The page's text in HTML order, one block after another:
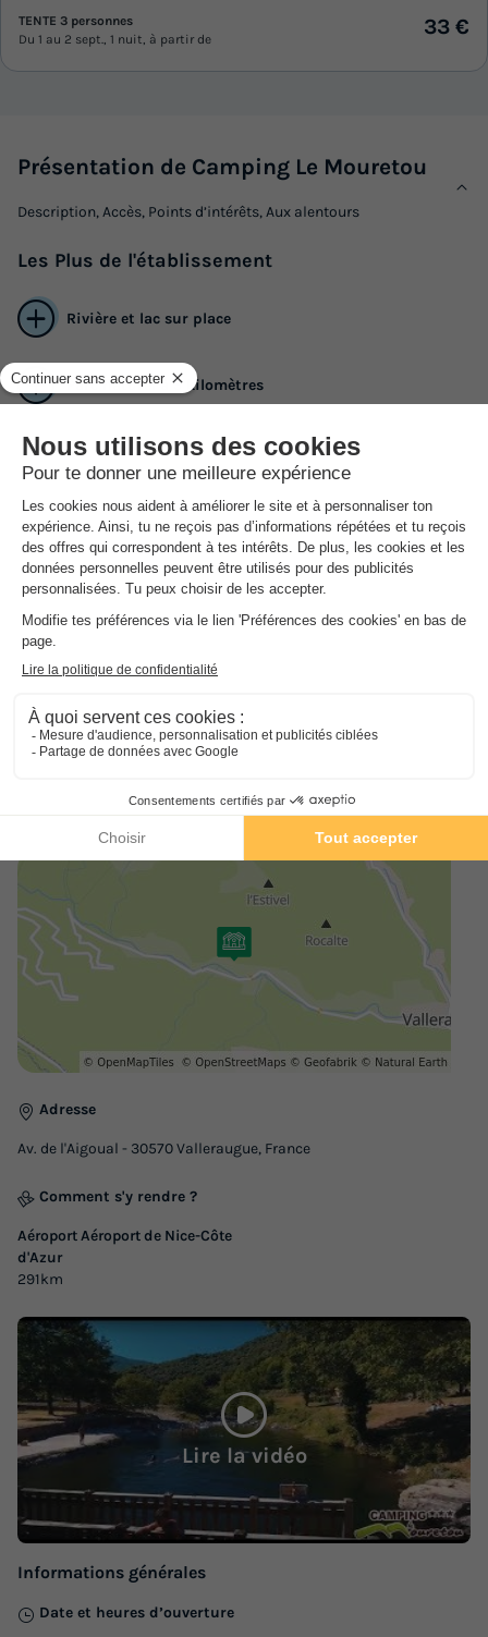
TENTE 3 personnes
Du 1 au 2 sept., 1 nuit, à partir de
33 €
Présentation de Camping Le Mouretou
Description, Accès, Points d’intérêts, Aux alentours
Les Plus de l'établissement
Rivière et lac sur place
Parc naturel à 5 kilomètres
Diverses activités et loisirs pour toute la famille
Vous êtes à la recherche du camping idéal pour passer des congés
en famille ou entre amis ? Pourquoi ne pas effectuer une
réservation au Camping Le Mouretou situé dans la commune de
Valleraugue dans le Gard ? Laissez-vous séduire par le Languedoc-
Roussillon et ses merveilles ! En optant pour ce camping, vous
accédez à beaucoup d'avantages liés à son emplacement. Parfaits
pour des balades entre amis ou en famille, des chemins de
Envie de vous dépenser ? Un terrain multisport et un terrain de
tennis sont présents non loin de la structure. Autre avantage de ce
lieu : en dehors du domaine, vous pourrez pratiquer du canoë-
Le Mouretou espère rendre votre séjour mémorable.
Adresse
Av. de l'Aigoual - 30570 Valleraugue, France
Comment s'y rendre ?
Aéroport Aéroport de Nice-Côte
d'Azur
291km
Lire la vidéo
Informations générales
Date et heures d’ouverture